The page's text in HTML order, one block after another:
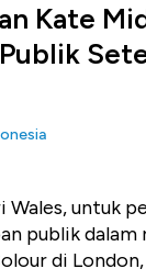
Kate
untuk
publik dalam
di